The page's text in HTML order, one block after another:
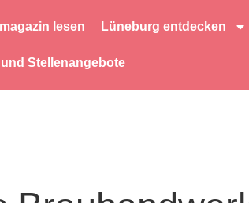
lesen Lüneburg entdecken
Stellenangebote